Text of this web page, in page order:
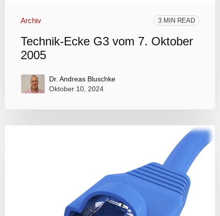
Archiv 3 MIN READ
Technik-Ecke G3 vom 7. Oktober
2005
Dr. Andreas Bluschke
Oktober 10, 2024